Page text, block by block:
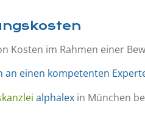
Kosten im Rahmen einer
an einen kompetenten
alphalex in München